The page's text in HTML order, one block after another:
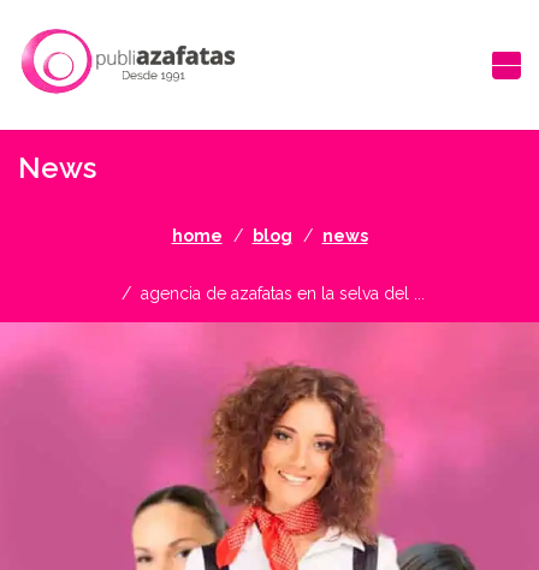
News
home blog news
agencia de azafatas en la selva del ...